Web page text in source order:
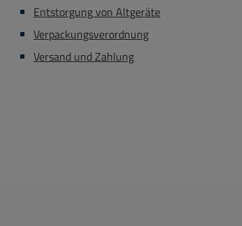
Entstorgung von Altgeräte
Verpackungsverordnung
Versand und Zahlung